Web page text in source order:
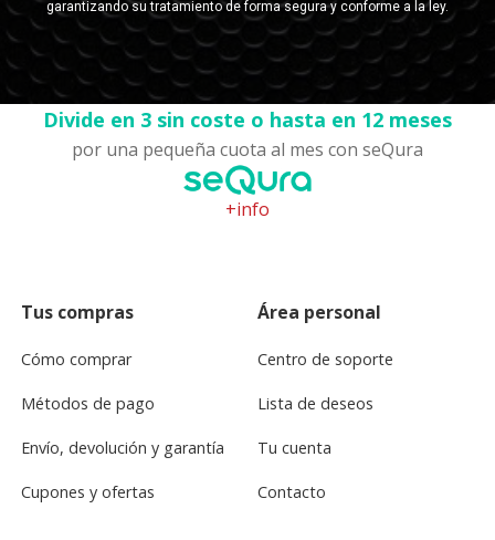
Divide en 3 sin coste o hasta en 12 meses
por una pequeña cuota al mes con seQura
+info
Tus compras
Cómo comprar
Métodos de pago
Envío, devolución y garantía
Cupones y ofertas
Área personal
Centro de soporte
Lista de deseos
Tu cuenta
Contacto